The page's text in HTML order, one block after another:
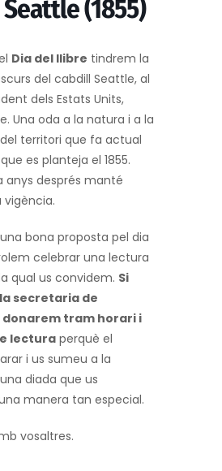
(1855)
Dia del llibre tindrem la
del cabdill Seattle, al
dels Estats Units,
Una oda a la natura i a la
territori que fa actual
es planteja el 1855.
anys després manté
vigència.
bona proposta pel dia
celebrar una lectura
qual us convidem. Si
secretaria de
donarem tram horari i
lectura perquè el
i us sumeu a la
diada que us
manera tan especial.
vosaltres.